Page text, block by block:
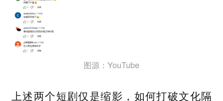
图源：YouTube
上述两个短剧仅是缩影，如何打破文化隔